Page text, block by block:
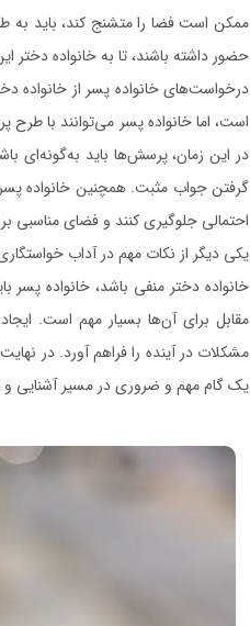
ممکن است فضا را متشنج کند، باید به
حضور داشته باشند، تا به خانواده
درخواست‌های خانواده پسر از خانواده
است، اما خانواده پسر می‌توانند با
در این زمان، پرسش‌ها باید به‌گونه‌ای
گرفتن جواب مثبت. همچنین خانواده
احتمالی جلوگیری کنند و فضای مناسبی
یکی دیگر از نکات مهم در آداب
خانواده دختر منفی باشد، خانواده پسر
مقابل برای آن‌ها بسیار مهم است.
مشکلات در آینده را فراهم آورد. در
یک گام مهم و ضروری در مسیر آشنایی و